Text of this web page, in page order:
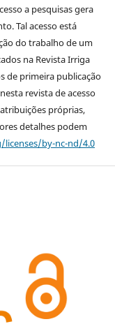
a pesquisas gera
Tal acesso está
do trabalho de um
na Revista Irriga
de primeira publicação
revista de acesso
próprias,
detalhes podem
by-nc-nd/4.0